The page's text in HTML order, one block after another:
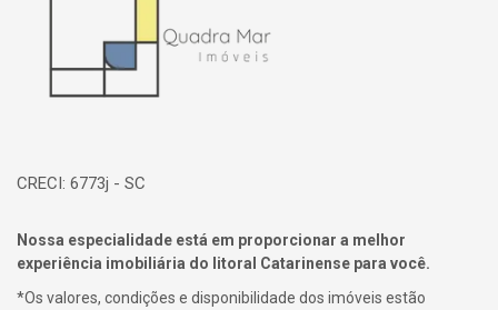
CRECI: 6773j - SC
Nossa especialidade está em proporcionar a melhor
experiência imobiliária do litoral Catarinense para você.
*Os valores, condições e disponibilidade dos imóveis estão